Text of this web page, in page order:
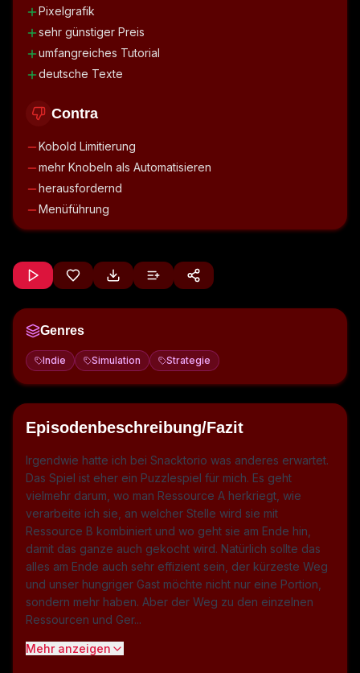
Pixelgrafik
sehr günstiger Preis
umfangreiches Tutorial
deutsche Texte
Contra
Kobold Limitierung
mehr Knobeln als Automatisieren
herausfordernd
Menüführung
Genres
Indie Simulation Strategie
Episodenbeschreibung/Fazit
Irgendwie hatte ich bei Snacktorio was anderes erwartet.
Das Spiel ist eher ein Puzzlespiel für mich. Es geht
vielmehr darum, wo man Ressource A herkriegt, wie
verarbeite ich sie, an welcher Stelle wird sie mit
Ressource B kombiniert und wo geht sie am Ende hin,
damit das ganze auch gekocht wird. Natürlich sollte das
alles am Ende auch sehr effizient sein, der kürzeste Weg
und unser hungriger Gast möchte nicht nur eine Portion,
sondern mehr haben. Aber der Weg zu den einzelnen
Ressourcen und Ger...
Mehr anzeigen